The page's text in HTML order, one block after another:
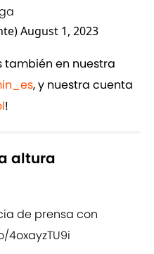
August 1, 2023
también en nuestra
, y nuestra cuenta
!
altura
de prensa con
4oxayzTU9i